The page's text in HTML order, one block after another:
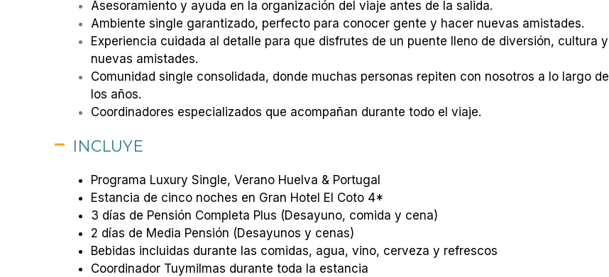
Asesoramiento y ayuda en la organización del viaje antes de la salida.
Ambiente single garantizado, perfecto para conocer gente y hacer nuevas amistades.
Experiencia cuidada al detalle para que disfrutes de un puente lleno de diversión, cultura y
nuevas amistades.
Comunidad single consolidada, donde muchas personas repiten con nosotros a lo largo de
los años.
Coordinadores especializados que acompañan durante todo el viaje.
INCLUYE
Programa Luxury Single, Verano Huelva & Portugal
Estancia de cinco noches en Gran Hotel El Coto 4*
3 días de Pensión Completa Plus (Desayuno, comida y cena)
2 días de Media Pensión (Desayunos y cenas)
Bebidas incluidas durante las comidas, agua, vino, cerveza y refrescos
Coordinador Tuymilmas durante toda la estancia